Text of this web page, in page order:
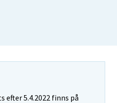
efter 5.4.2022 finns på